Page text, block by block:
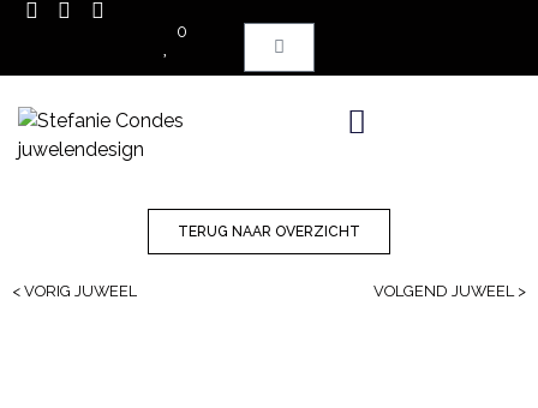
0
TERUG NAAR OVERZICHT
< VORIG JUWEEL VOLGEND JUWEEL >